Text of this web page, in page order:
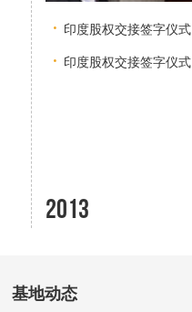
印度股权交接签字仪式
印度股权交接签字仪式
2013
基地动态